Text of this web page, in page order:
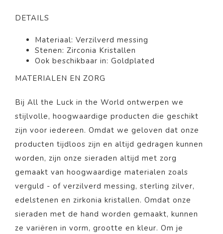
DETAILS
Materiaal: Verzilverd messing
Stenen: Zirconia Kristallen
Ook beschikbaar in: Goldplated
MATERIALEN EN ZORG
Bij All the Luck in the World ontwerpen we
stijlvolle, hoogwaardige producten die geschikt
zijn voor iedereen. Omdat we geloven dat onze
producten tijdloos zijn en altijd gedragen kunnen
worden, zijn onze sieraden altijd met zorg
gemaakt van hoogwaardige materialen zoals
verguld - of verzilverd messing, sterling zilver,
edelstenen en zirkonia kristallen. Omdat onze
sieraden met de hand worden gemaakt, kunnen
ze variëren in vorm, grootte en kleur. Om je